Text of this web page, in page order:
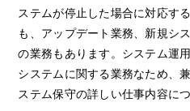
ステムが停止した場合に対応す
も、アップデート業務、新規シ
の業務もあります。システム運
システムに関する業務なため、
ステム保守の詳しい仕事内容に